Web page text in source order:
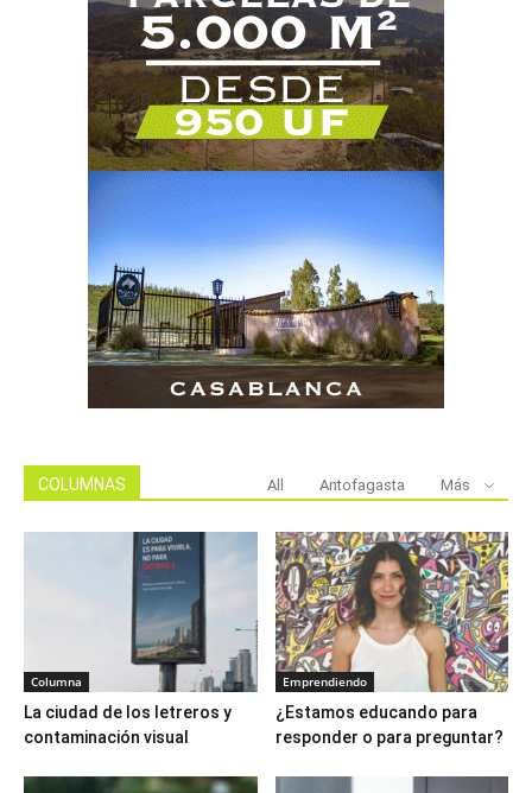
COLUMNAS All Antofagasta Más
Columna
La ciudad de los letreros y
contaminación visual
Emprendiendo
¿Estamos educando para
responder o para preguntar?